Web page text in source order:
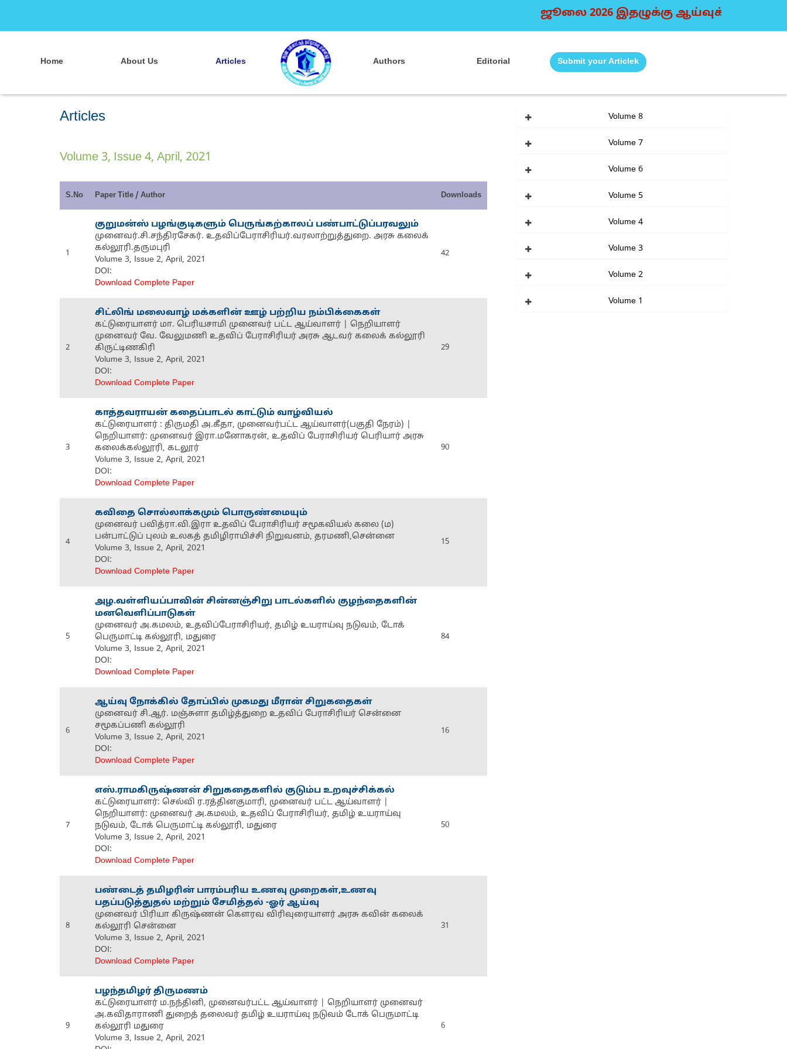
ஜூலை 2026 இதழுக்கு ஆய்வுக் கட்டுரைகள்
Home About Us Articles Authors Editorial Submit your Articlek
Articles
Volume 3, Issue 4, April, 2021
S.No Paper Title / Author Downloads
1
குறுமன்ஸ் பழங்குடிகளும் பெருங்கற்காலப் பண்பாட்டுப்பரவலும்
முனைவர்.சி.சந்திரசேகர். உதவிப்பேராசிரியர்.வரலாற்றுத்துறை. அரசு கலைக்
கல்லூரி.தருமபுரி
Volume 3, Issue 2, April, 2021
DOI:
Download Complete Paper
42
2
சிட்லிங் மலைவாழ் மக்களின் ஊழ் பற்றிய நம்பிக்கைகள்
கட்டுரையாளர் மா. பெரியசாமி முனைவர் பட்ட ஆய்வாளர் | நெறியாளர்
முனைவர் வே. வேலுமணி உதவிப் பேராசிரியர் அரசு ஆடவர் கலைக் கல்லூரி
கிருட்டிணகிரி
Volume 3, Issue 2, April, 2021
DOI:
Download Complete Paper
29
3
காத்தவராயன் கதைப்பாடல் காட்டும் வாழ்வியல்
கட்டுரையாளர் : திருமதி அ.கீதா, முனைவர்பட்ட ஆய்வாளர்(பகுதி நேரம்) |
நெறியாளர்: முனைவர் இரா.மனோகரன், உதவிப் பேராசிரியர் பெரியார் அரசு
கலைக்கல்லூரி, கடலூர்
Volume 3, Issue 2, April, 2021
DOI:
Download Complete Paper
90
4
கவிதை சொல்லாக்கமும் பொருண்மையும்
முனைவர் பவித்ரா.வி.இரா உதவிப் பேராசிரியர் சமூகவியல் கலை (ம)
பன்பாட்டுப் புலம் உலகத் தமிழிராயிச்சி நிறுவனம், தரமணி,சென்னை
Volume 3, Issue 2, April, 2021
DOI:
Download Complete Paper
15
5
அழ.வள்ளியப்பாவின் சின்னஞ்சிறு பாடல்களில் குழந்தைகளின்
மனவெளிப்பாடுகள்
முனைவர் அ.கமலம், உதவிப்பேராசிரியர், தமிழ் உயராய்வு நடுவம், டோக்
பெருமாட்டி கல்லூரி, மதுரை
Volume 3, Issue 2, April, 2021
DOI:
Download Complete Paper
84
6
ஆய்வு நோக்கில் தோப்பில் முகமது மீரான் சிறுகதைகள்
முனைவர் சி.ஆர். மஞ்சுளா தமிழ்த்துறை உதவிப் பேராசிரியர் சென்னை
சமூகப்பணி கல்லூரி
Volume 3, Issue 2, April, 2021
DOI:
Download Complete Paper
16
7
எஸ்.ராமகிருஷ்ணன் சிறுகதைகளில் குடும்ப உறவுச்சிக்கல்
கட்டுரையாளர்: செல்வி ர.ரத்தினகுமாரி, முனைவர் பட்ட ஆய்வாளர் |
நெறியாளர்: முனைவர் அ.கமலம், உதவிப் பேராசிரியர், தமிழ் உயராய்வு
நடுவம், டோக் பெருமாட்டி கல்லூரி, மதுரை
Volume 3, Issue 2, April, 2021
DOI:
Download Complete Paper
50
8
பண்டைத் தமிழரின் பாரம்பரிய உணவு முறைகள்,உணவு
பதப்படுத்துதல் மற்றும் சேமித்தல் -ஓர் ஆய்வு
முனைவர் பிரியா கிருஷ்ணன் கெளரவ விரிவுரையாளர் அரசு கவின் கலைக்
கல்லூரி சென்னை
Volume 3, Issue 2, April, 2021
DOI:
Download Complete Paper
31
9
பழந்தமிழர் திருமணம்
கட்டுரையாளர் ம.நந்தினி, முனைவர்பட்ட ஆய்வாளர் | நெறியாளர் முனைவர்
அ.கவிதாராணி துறைத் தலைவர் தமிழ் உயராய்வு நடுவம் டோக் பெருமாட்டி
கல்லூரி மதுரை
Volume 3, Issue 2, April, 2021
6
Volume 8
Volume 7
Volume 6
Volume 5
Volume 4
Volume 3
Volume 2
Volume 1